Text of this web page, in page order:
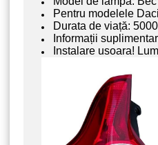
Pentru modelele
Durata de viață:
Informații
Instalare usoara!